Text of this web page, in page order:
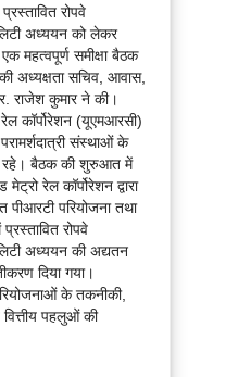
रोपवे
अध्ययन को लेकर
महत्वपूर्ण समीक्षा बैठक
अध्यक्षता सचिव, आवास,
राजेश कुमार ने की।
कॉर्पोरेशन (यूएमआरसी)
संस्थाओं के
रहे। बैठक की शुरुआत में
रेल कॉर्पोरेशन द्वारा
पीआरटी परियोजना तथा
रोपवे
अध्ययन की अद्यतन
दिया गया।
के तकनीकी,
वित्तीय पहलुओं की